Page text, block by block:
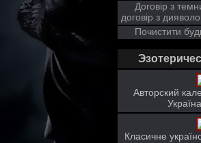
Договір з
договір з
Почистити
Авторский
Класичне